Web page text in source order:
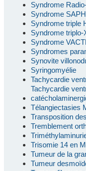
Syndrome
Syndrome
Syndrome triple
Syndrome triplo-
Syndrome
Syndromes
Synovite
Syringomyélie
Tachycardie
Tachycardie
Télangiectasies
Transposition
Tremblement
Trisomie 14 en
Tumeur de la
Tumeur